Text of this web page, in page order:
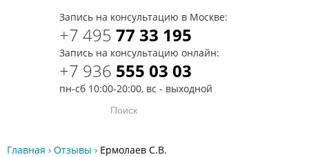
Запись на консультацию в Москве:
+7 495 77 33 195
Запись на консультацию онлайн:
+7 936 555 03 03
пн-сб 10:00-20:00, вс - выходной
Главная › Отзывы › Ермолаев С.В.